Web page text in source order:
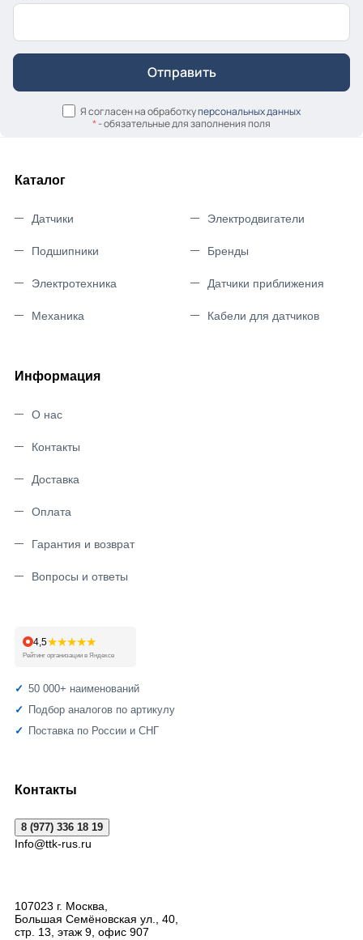
Я согласен на обработкуперсональных данных
*- обязательные для заполнения поля
Каталог
Датчики
Подшипники
Электротехника
Механика
Электродвигатели
Бренды
Датчики приближения
Кабели для датчиков
Информация
О нас
Контакты
Доставка
Оплата
Гарантия и возврат
Вопросы и ответы
4,5★★★★★
Рейтинг организации в Яндексе
50 000+ наименований
Подбор аналогов по артикулу
Поставка по России и СНГ
Контакты
8 (977) 336 18 19
Info@ttk-rus.ru
107023 г. Москва,
Большая Семёновская ул., 40,
стр. 13, этаж 9, офис 907